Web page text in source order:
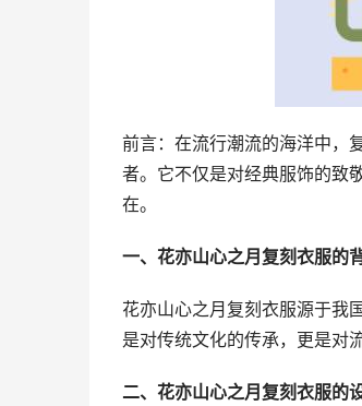
前言：在流行潮流的海洋中，
者。它不仅是对经典服饰的致
在。
一、花亦山心之月复刻衣服的
花亦山心之月复刻衣服源于我
是对传统文化的传承，更是对
二、花亦山心之月复刻衣服的